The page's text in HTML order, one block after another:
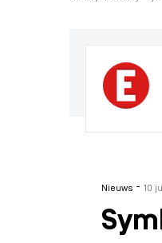
Nieuws - 10